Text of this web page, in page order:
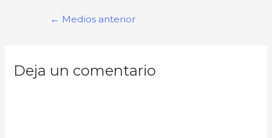
← Medios anterior
Deja un comentario